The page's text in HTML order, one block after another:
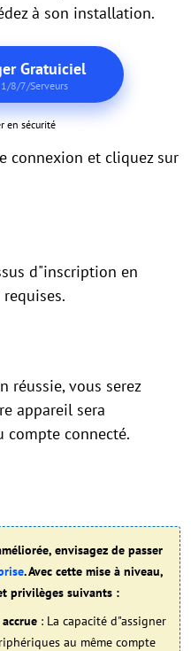
à son installation.
Gratuiciel
8/7/Serveurs
en sécurité
connexion et cliquez sur
d"inscription en
réussie, vous serez
appareil sera
compte connecté.
envisagez de passer
. Avec cette mise à niveau,
privilèges suivants :
: La capacité d"assigner
au même compte